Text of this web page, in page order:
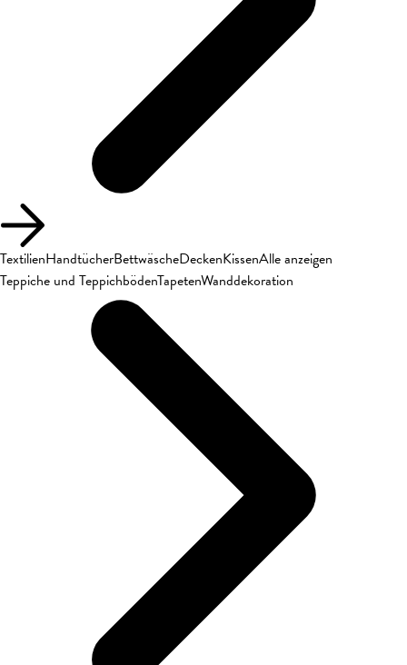
TextilienHandtücherBettwäscheDeckenKissenAlle anzeigen
Teppiche und TeppichbödenTapetenWanddekoration